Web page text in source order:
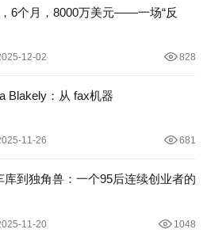
6个月，8000万美元——一场“反
12-02 828
Blakely：从 fax机器
11-26 681
库到独角兽：一个95后连续创业者的
11-20 1048